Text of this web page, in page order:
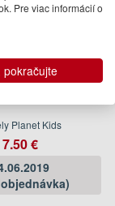
Planet Kids
7.50 €
Pre viac informácií o
pokračujte